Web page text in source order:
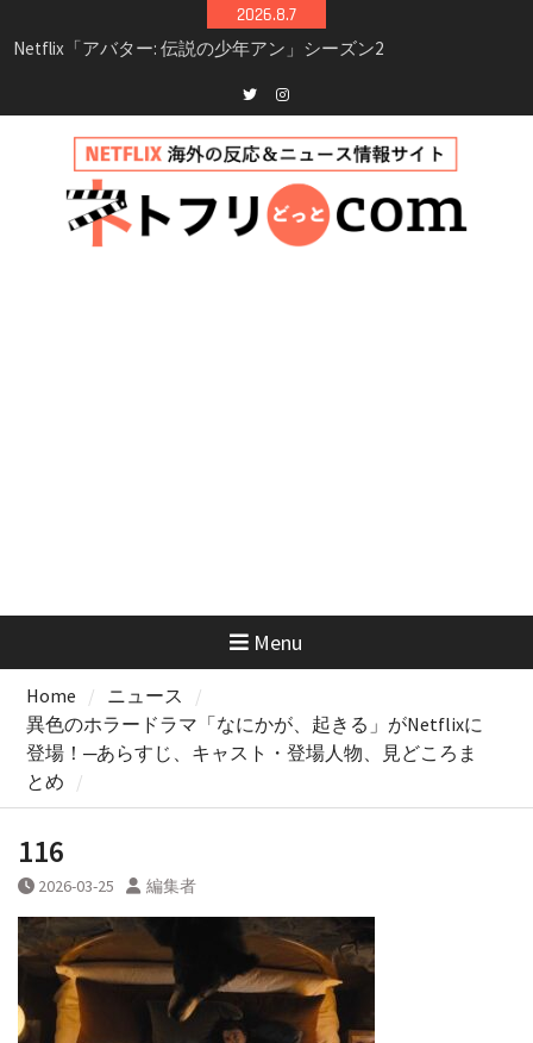
to
2026.8.7
Netflix映画「ボイスメールで恋をして」キャス
イッチ主演ロマコメ
新決定！2027年撮影開始へ
兄弟大騒動のコメディ映画「リトル・ブラザ
ー」がNetflixで配信！─キャスト・あらすじ・
見どころまとめ
Twitterinstagram
Menu
Home
ニュース
異色のホラードラマ「なにかが、起きる」がNetflixに
登場！─あらすじ、キャスト・登場人物、見どころま
とめ
116
2026-03-25 編集者